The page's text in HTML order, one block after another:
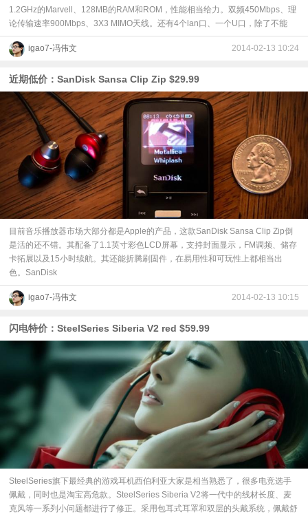
1.2GHz的Marvell、128MB的RAM和ROM，性能相当给力。双频450Mbps、理
论传输速率900Mbps、3X3 MIMO天线。还有4个lan口、一个U口，除了不能
igao7-冯伟文 2014-02-13 10:24
近期低价：SanDisk Sansa Clip Zip $29.99
目前音乐播放器市场大部分都是Apple的产品，这款SanDisk Sansa Clip Zip倒
是活的还不错。其配备了1.1英寸彩色LCD屏幕，支持封面显示，FM调频、储存
卡拓展以及15小时续航。其还能折腾刷固件，在易用性和可玩性上都相当出
色。SanDisk
igao7-冯伟文 2014-02-13 10:15
闪电特价：SteelSeries Siberia V2 red $59.99
SteelSeries旗下最经典的游戏耳机西伯利亚大家是相当熟悉了，很多电竞选手
佩戴，同时也是淘宝高危款。SteelSeries Siberia V2将一代中的线材长度、麦
克风等一系列小问题都进行了修正。采用包耳式耳罩和双层的头戴系统，佩戴舒